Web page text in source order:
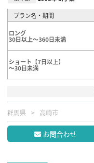
プラン名・期間
ロング
30日以上～360日未満
ショート【7日以上】
～30日未満
群馬県 高崎市
お問合わせ